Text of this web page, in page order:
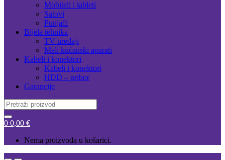
Mobiteli i tableti
Satovi
Punjači
Bijela tehnika
TV uređaji
Mali kućanski aparati
Kabeli i konektori
Kabeli i konektori
HDD – pribor
Garancije
Search
for:
0 0,00 €
Nema proizvoda u košarici.